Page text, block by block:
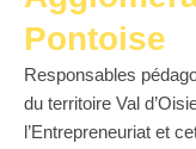
Pontoise
Responsables
du territoire Val
l’Entrepreneuriat et